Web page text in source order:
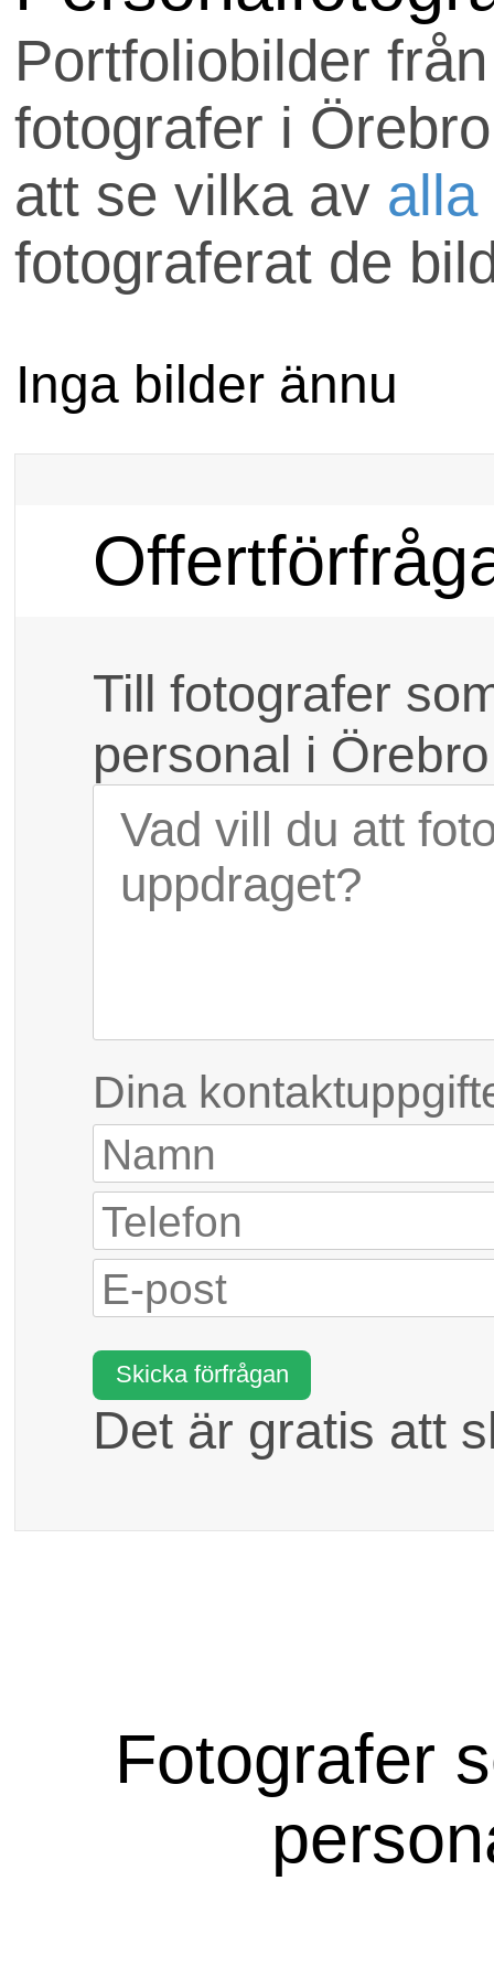
Uppdraget skickas
som är med hos
anlitafotograf.se.
Om ni har några
välkomna att maila
Portfoliobilder
fotografer i
att se vilka av alla
fotograferat de
Inga bilder ännu
Till fotografer
personal i
Dina
Det är gratis att
Fotografer som fotograferar